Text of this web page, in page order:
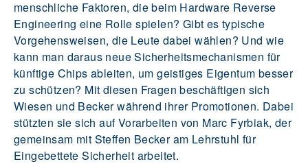
menschliche Faktoren, die beim Hardware Reverse
Engineering eine Rolle spielen? Gibt es typische
Vorgehensweisen, die Leute dabei wählen? Und wie
kann man daraus neue Sicherheitsmechanismen für
künftige Chips ableiten, um geistiges Eigentum besser
zu schützen? Mit diesen Fragen beschäftigen sich
Wiesen und Becker während ihrer Promotionen. Dabei
stützten sie sich auf Vorarbeiten von Marc Fyrbiak, der
gemeinsam mit Steffen Becker am Lehrstuhl für
Eingebettete Sicherheit arbeitet.